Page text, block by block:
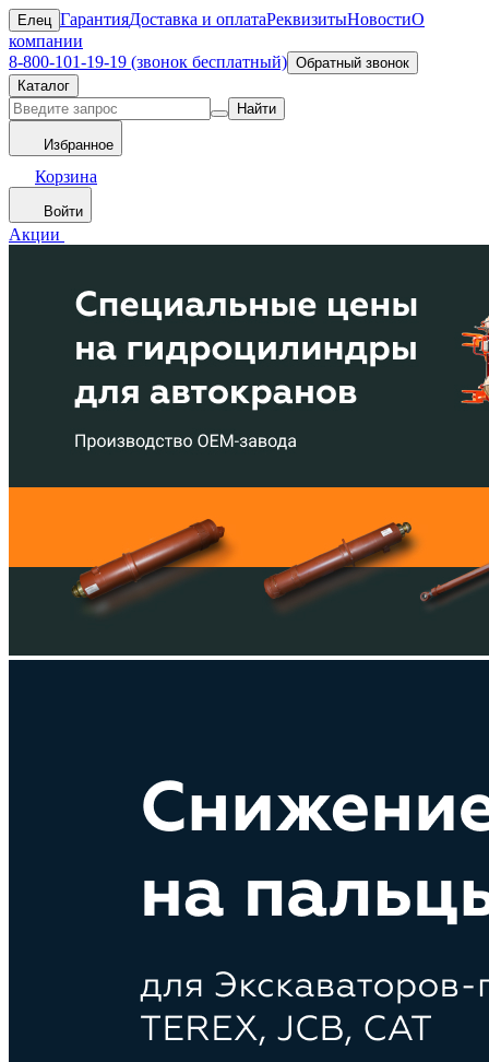
Елец ГарантияДоставка и оплатаРеквизитыНовостиО
компании
8-800-101-19-19 (звонок бесплатный) Обратный звонок
Каталог
Найти
Избранное
Корзина
Войти
Акции